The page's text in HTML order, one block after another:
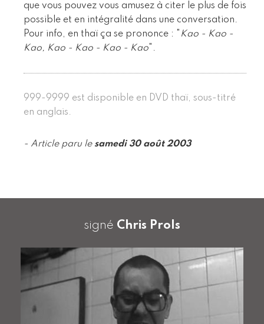
que vous pouvez vous amusez à citer le plus de fois
possible et en intégralité dans une conversation.
Pour info, en thaï ça se prononce : "
Kao - Kao -
Kao, Kao - Kao - Kao - Kao ".
999-9999 est disponible en DVD thaï, sous-titré
en anglais.
- Article paru le samedi 30 août 2003
signé Chris Prols